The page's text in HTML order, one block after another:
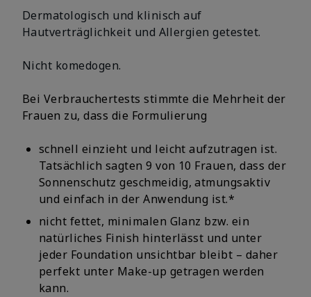
Dermatologisch und klinisch auf
Hautverträglichkeit und Allergien getestet.
Nicht komedogen.
Bei Verbrauchertests stimmte die Mehrheit der
Frauen zu, dass die Formulierung
schnell einzieht und leicht aufzutragen ist.
Tatsächlich sagten 9 von 10 Frauen, dass der
Sonnenschutz geschmeidig, atmungsaktiv
und einfach in der Anwendung ist.*
nicht fettet, minimalen Glanz bzw. ein
natürliches Finish hinterlässt und unter
jeder Foundation unsichtbar bleibt – daher
perfekt unter Make-up getragen werden
kann.